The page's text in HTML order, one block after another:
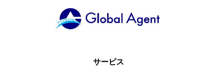
サービス